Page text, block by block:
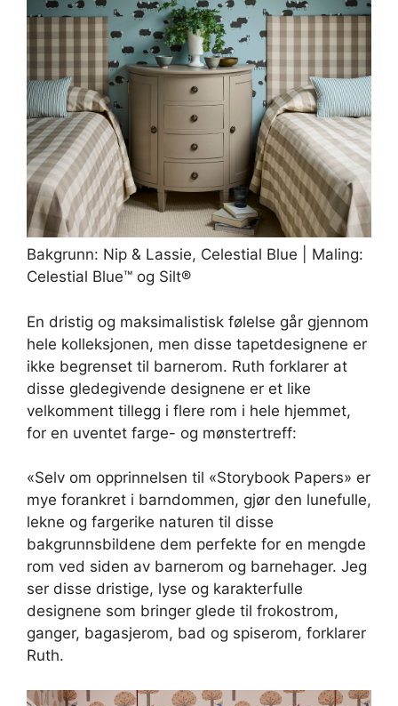
Bakgrunn: Nip & Lassie, Celestial Blue | Maling:
Celestial Blue™ og Silt®
En dristig og maksimalistisk følelse går gjennom
hele kolleksjonen, men disse tapetdesignene er
ikke begrenset til barnerom. Ruth forklarer at
disse gledegivende designene er et like
velkomment tillegg i flere rom i hele hjemmet,
for en uventet farge- og mønstertreff:
«Selv om opprinnelsen til «Storybook Papers» er
mye forankret i barndommen, gjør den lunefulle,
lekne og fargerike naturen til disse
bakgrunnsbildene dem perfekte for en mengde
rom ved siden av barnerom og barnehager. Jeg
ser disse dristige, lyse og karakterfulle
designene som bringer glede til frokostrom,
ganger, bagasjerom, bad og spiserom, forklarer
Ruth.